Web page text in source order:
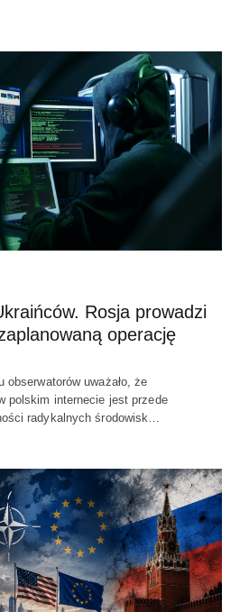
Rosja prowadzi
operację
uważało, że
polskim internecie jest przede
radykalnych środowisk…